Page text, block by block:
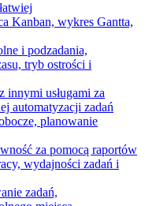
Kanban, wykres Gantta,
i podzadania,
tryb ostrości i
innymi usługami za
automatyzacji zadań
planowanie
za pomocą raportów
wydajności zadań i
zadań,